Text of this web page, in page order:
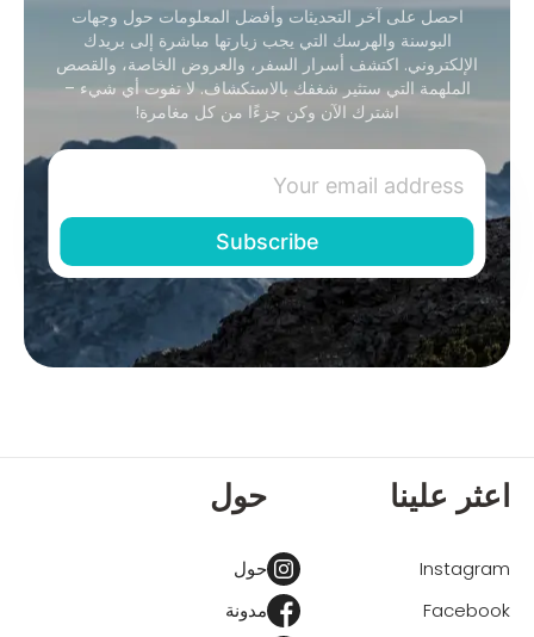
احصل على آخر التحديثات وأفضل المعلومات حول وجهات
البوسنة والهرسك التي يجب زيارتها مباشرة إلى بريدك
الإلكتروني. اكتشف أسرار السفر، والعروض الخاصة، والقصص
الملهمة التي ستثير شغفك بالاستكشاف. لا تفوت أي شيء –
اشترك الآن وكن جزءًا من كل مغامرة!
اعثر علينا
Instagram
Facebook
حول
حول
مدونة